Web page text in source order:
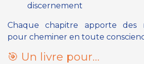
discernement
Chaque chapitre apporte des
pour cheminer en toute
🎯 Un livre pour…